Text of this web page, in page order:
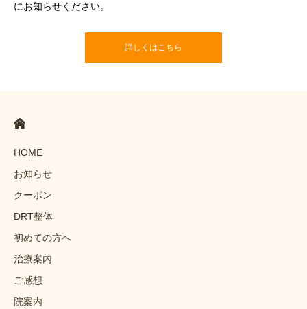
にお知らせください。
詳しくはこちら
HOME
お知らせ
クーポン
DRT整体
初めての方へ
治療案内
ご感想
院案内